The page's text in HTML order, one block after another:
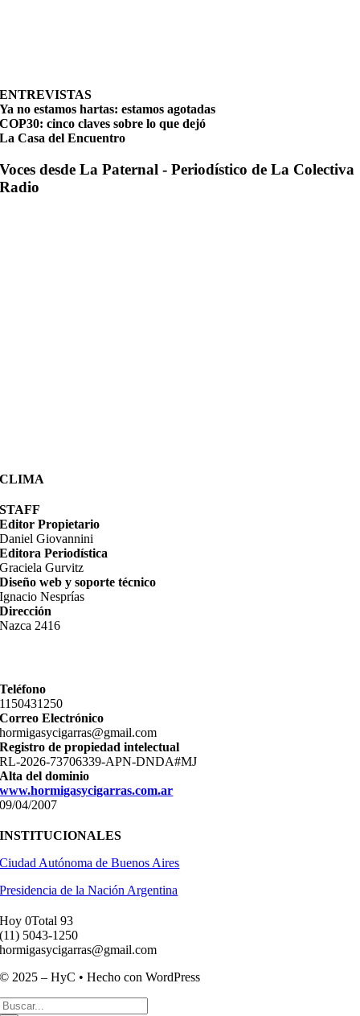
ENTREVISTAS
Ya no estamos hartas: estamos agotadas
COP30: cinco claves sobre lo que dejó
La Casa del Encuentro
Voces desde La Paternal - Periodístico de La Colectiva
Radio
CLIMA
STAFF
Editor Propietario
Daniel Giovannini
Editora Periodística
Graciela Gurvitz
Diseño web y soporte técnico
Ignacio Nesprías
Dirección
Nazca 2416
Teléfono
11­50431250
Correo Electrónico
hormigasycigarras@gmail.com
Registro de propiedad intelectual
RL-2026-73706339-APN-DNDA#MJ
Alta del dominio
www.hormigasycigarras.com.ar
09/04/2007
INSTITUCIONALES
Ciudad Autónoma de Buenos Aires
Presidencia de la Nación Argentina
Hoy 0Total 93
(11) ­5043-1250
hormigasycigarras@gmail.com
© 2025 – HyC • Hecho con WordPress